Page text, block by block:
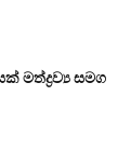
මත්ද්‍රව්‍ය සමග